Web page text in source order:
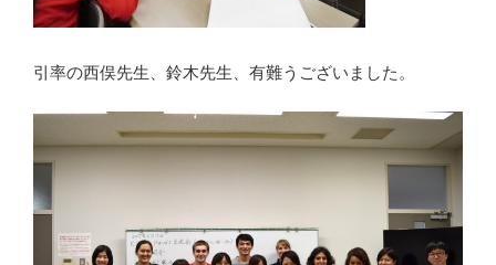
引率の西俣先生、鈴木先生、有難うございました。